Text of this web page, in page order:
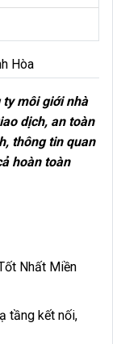
Hòa
ty môi giới nhà
dịch, an toàn
thông tin quan
hoàn toàn
Nhất Miền
tầng kết nối,